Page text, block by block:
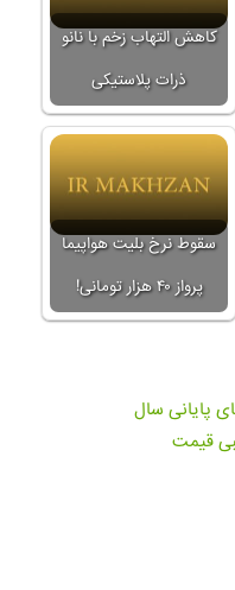
کاهش التهاب زخم با نانو
ذرات پلاستیکی
سقوط نرخ بلیت هواپیما
پرواز ۴۰ هزار تومانی!
پایانی سال
قیمت